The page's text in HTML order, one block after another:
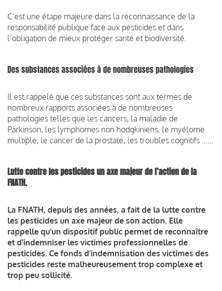
C’est une étape majeure dans la reconnaissance de la
responsabilité publique face aux pesticides et dans
l’obligation de mieux protéger santé et biodiversité.
Des substances associées à de nombreuses pathologies
Il est rappelé que ces substances sont aux termes de
nombreux rapports associées à de nombreuses
pathologies telles que les cancers, la maladie de
Parkinson, les lymphomes non hodgkiniens, le myélome
multiple, le cancer de la prostate, les troubles cognitifs ……
Lutte contre les pesticides un axe majeur de l’action de la
FNATH.
La FNATH, depuis des années, a fait de la lutte contre
les pesticides un axe majeur de son action. Elle
rappelle qu’un dispositif public permet de reconnaître
et d’indemniser les victimes professionnelles de
pesticides. Ce fonds d’indemnisation des victimes des
pesticides reste malheureusement trop complexe et
trop peu sollicité.